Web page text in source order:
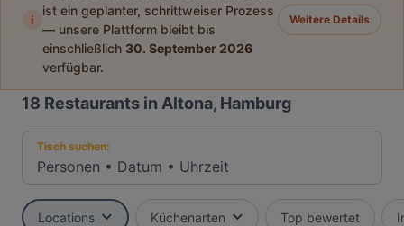
i
ist ein geplanter, schrittweiser Prozess
— unsere Plattform bleibt bis
einschließlich 30. September 2026
verfügbar.
Weitere Details
18 Restaurants in Altona, Hamburg
Tisch suchen:
Personen • Datum • Uhrzeit
Locations Küchenarten Top bewertet